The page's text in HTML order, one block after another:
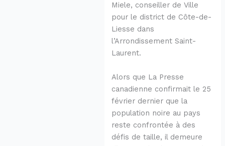
Miele, conseiller de Ville
pour le district de Côte-de-
Liesse dans
l’Arrondissement Saint-
Laurent.
Alors que La Presse
canadienne confirmait le 25
février dernier que la
population noire au pays
reste confrontée à des
défis de taille, il demeure